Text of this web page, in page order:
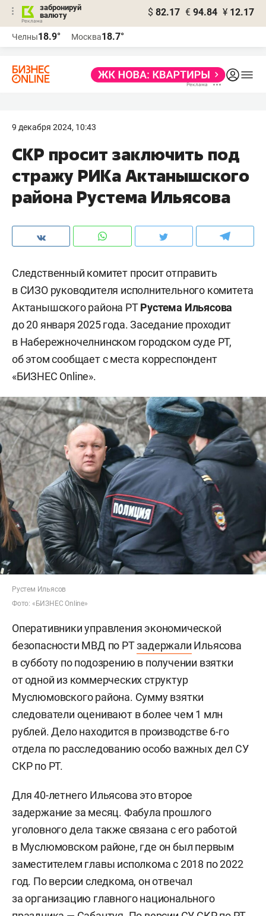
забронируй
валюту
$ 82.17 € 94.84 ¥ 12.17
Челны18.9° Москва18.7°
9 декабря 2024, 10:43
СКР просит заключить под
стражу РИКа Актанышского
района Рустема Ильясова
Следственный комитет просит отправить
в СИЗО руководителя исполнительного комитета
Актанышского района РТРустема Ильясова
до 20 января 2025 года. Заседание проходит
в Набережночелнинском городском суде РТ,
об этом сообщает с места корреспондент
«БИЗНЕС Online».
Рустем Ильясов
Фото: «БИЗНЕС Online»
Оперативники управления экономической
безопасности МВД по РТзадержали Ильясова
в субботу по подозрению в получении взятки
от одной из коммерческих структур
Муслюмовского района. Сумму взятки
следователи оценивают в более чем 1 млн
рублей. Дело находится в производстве 6-го
отдела по расследованию особо важных дел СУ
СКР по РТ.
Для 40-летнего Ильясова это второе
задержание за месяц. Фабула прошлого
уголовного дела также связана с его работой
в Муслюмовском районе, где он был первым
заместителем главы исполкома с 2018 по 2022
год. По версии следкома, он отвечал
за организацию главного национального